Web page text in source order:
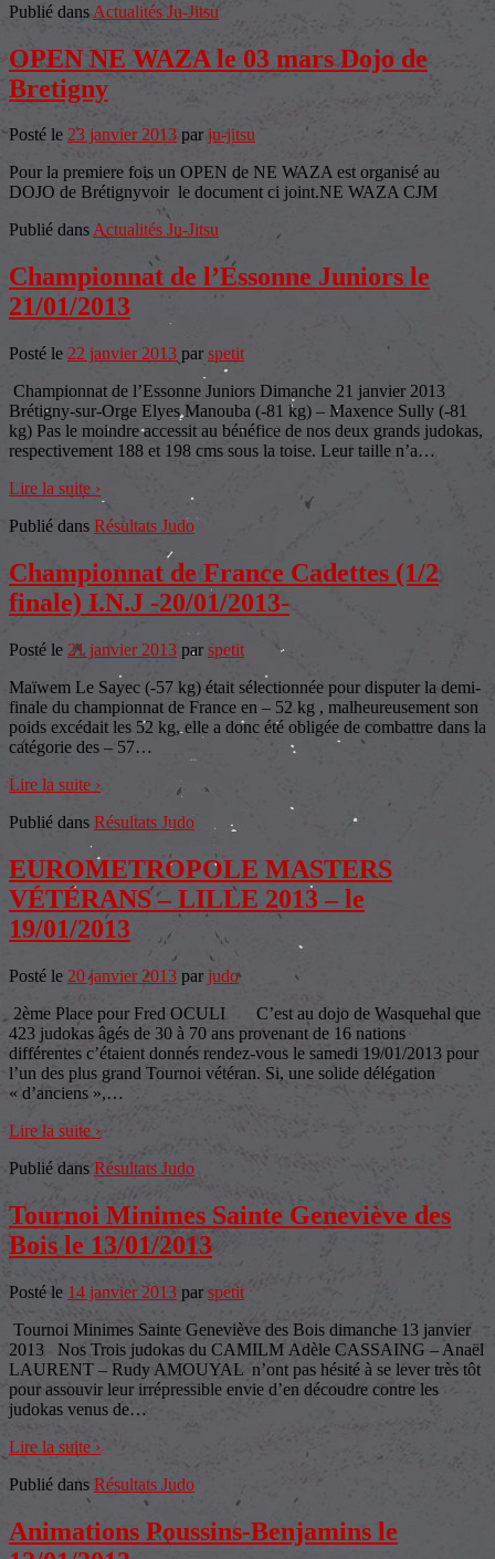
Publié dans Actualités Ju-Jitsu
OPEN NE WAZA le 03 mars Dojo de
Bretigny
Posté le 23 janvier 2013 par ju-jitsu
Pour la premiere fois un OPEN de NE WAZA est organisé au
DOJO de Brétignyvoir le document ci joint.NE WAZA CJM
Publié dansActualités Ju-Jitsu
Championnat de l’Essonne Juniors le
21/01/2013
Posté le 22 janvier 2013 par spetit
Championnat de l’Essonne Juniors Dimanche 21 janvier 2013
Brétigny-sur-Orge Elyes Manouba (-81 kg) – Maxence Sully (-81
kg) Pas le moindre accessit au bénéfice de nos deux grands judokas,
respectivement 188 et 198 cms sous la toise. Leur taille n’a…
Lire la suite ›
Publié dans Résultats Judo
Championnat de France Cadettes (1/2
finale) I.N.J -20/01/2013-
Posté le 21 janvier 2013 par spetit
Maïwem Le Sayec (-57 kg) était sélectionnée pour disputer la demi-
finale du championnat de France en – 52 kg , malheureusement son
poids excédait les 52 kg, elle a donc été obligée de combattre dans la
catégorie des – 57…
Lire la suite ›
Publié dans Résultats Judo
EUROMETROPOLE MASTERS
VÉTÉRANS – LILLE 2013 – le
19/01/2013
Posté le 20 janvier 2013 par judo
2ème Place pour Fred OCULI C’est au dojo de Wasquehal que
423 judokas âgés de 30 à 70 ans provenant de 16 nations
différentes c’étaient donnés rendez-vous le samedi 19/01/2013 pour
l’un des plus grand Tournoi vétéran. Si, une solide délégation
« d’anciens »,…
Lire la suite ›
Publié dans Résultats Judo
Tournoi Minimes Sainte Geneviève des
Bois le 13/01/2013
Posté le 14 janvier 2013 par spetit
Tournoi Minimes Sainte Geneviève des Bois dimanche 13 janvier
2013 Nos Trois judokas du CAMILM Adèle CASSAING – Anaël
LAURENT – Rudy AMOUYAL n’ont pas hésité à se lever très tôt
pour assouvir leur irrépressible envie d’en découdre contre les
judokas venus de…
Lire la suite ›
Publié dans Résultats Judo
Animations Poussins-Benjamins le